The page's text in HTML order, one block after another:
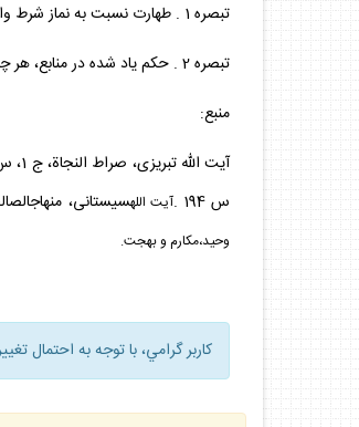
تبصره 1 . طهارت نسبت به نماز شرط واقعى است؛ از اين‏رو اگر از روى ناآگاهى بدون طهارت نماز بخواند، نمازش باطل است.
تبصره 2 . حكم ياد شده در منابع، هر چند در مورد غسل جنابت بيان شده، ولى بين غسل جنابت و غسل حيض از اين جهت تفاوتى نيست.
منبع:
آيت الله تبريزى، صراط النجاة، ج 1، س 107 و منهاج‏الصالحين، ج 1، بعد از م 1004؛
س 194 .
آيت اللهسيستانى، منهاج‏الصالحين، ج 1،
وحيد،مكارم و بهجت.
كاربر گرامي، با توجه به احتمال